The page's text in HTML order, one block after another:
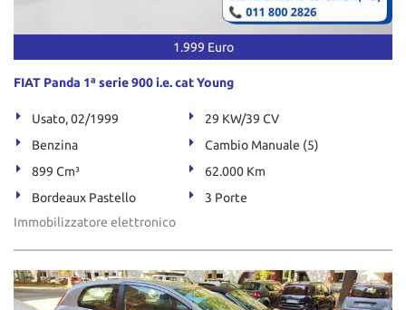
1.999 Euro
FIAT Panda 1ª serie 900 i.e. cat Young
Usato, 02/1999
29 KW/39 CV
Benzina
Cambio Manuale (5)
899 Cm³
62.000 Km
Bordeaux Pastello
3 Porte
Immobilizzatore elettronico
Cookie necessari
Cookie per il miglioramento dell'esperienza utente
Cookie analitici